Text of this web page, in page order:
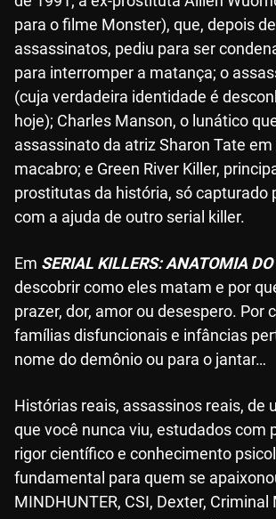
para o filme Monster), que, depois
assassinatos, pediu para ser
para interromper a matança; o
(cuja verdadeira identidade é
hoje); Charles Manson, o lunático
assassinato da atriz Sharon Tate em
macabro; e Green River Killer,
prostitutas da história, só capturado
com a ajuda de outro serial killer.
Em SERIAL KILLERS: ANATOMIA
descobrir como eles matam e por
prazer, dor, amor ou desespero. Por
famílias disfuncionais e infâncias
nome do demônio ou para o jantar…
Histórias reais, assassinos reais, de
que você nunca viu, estudados com
rigor científico e conhecimento
fundamental para quem se
MINDHUNTER, CSI, Dexter, Criminal